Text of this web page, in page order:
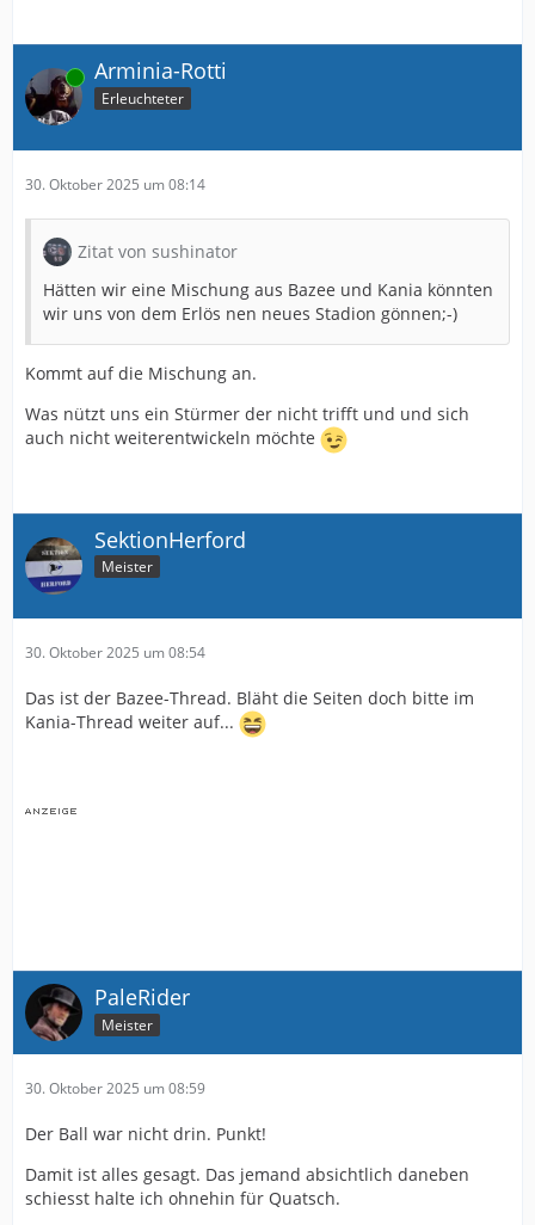
Online Arminia-Rotti
Erleuchteter
30. Oktober 2025 um 08:14
Zitat von sushinator
Hätten wir eine Mischung aus Bazee und Kania könnten
wir uns von dem Erlös nen neues Stadion gönnen;-)
Kommt auf die Mischung an.
Was nützt uns ein Stürmer der nicht trifft und und sich
auch nicht weiterentwickeln möchte
SektionHerford
Meister
30. Oktober 2025 um 08:54
Das ist der Bazee-Thread. Bläht die Seiten doch bitte im
Kania-Thread weiter auf...
PaleRider
Meister
30. Oktober 2025 um 08:59
Der Ball war nicht drin. Punkt!
Damit ist alles gesagt. Das jemand absichtlich daneben
schiesst halte ich ohnehin für Quatsch.